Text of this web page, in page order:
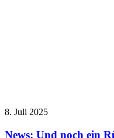
8. Juli 2025
News: Und noch ein